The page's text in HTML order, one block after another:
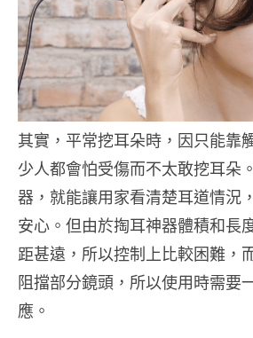
其實，平常挖耳朵時，因只能靠
少人都會怕受傷而不太敢挖耳朵
器，就能讓用家看清楚耳道情況
安心。但由於掏耳神器體積和長
距甚遠，所以控制上比較困難，
阻擋部分鏡頭，所以使用時需要
應。